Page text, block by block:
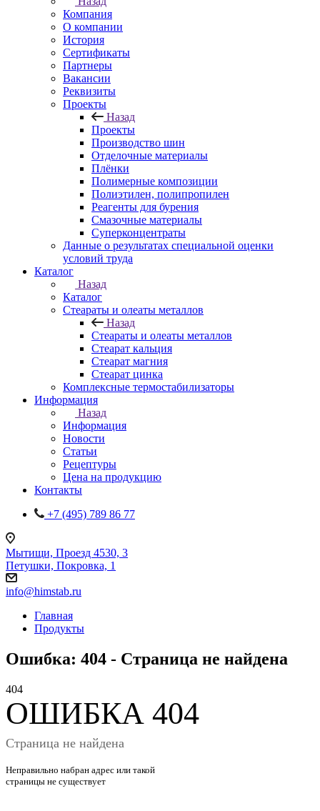
Компания
О компании
История
Сертификаты
Партнеры
Вакансии
Реквизиты
Проекты
Назад
Проекты
Производство шин
Отделочные материалы
Плёнки
Полимерные композиции
Полиэтилен, полипропилен
Реагенты для бурения
Смазочные материалы
Суперконцентраты
Данные о результатах специальной оценки
условий труда
Каталог
Назад
Каталог
Стеараты и олеаты металлов
Назад
Стеараты и олеаты металлов
Стеарат кальция
Стеарат магния
Стеарат цинка
Комплексные термостабилизаторы
Информация
Назад
Информация
Новости
Статьи
Рецептуры
Цена на продукцию
Контакты
+7 (495) 789 86 77
Мытищи, Проезд 4530, 3
Петушки, Покровка, 1
info@himstab.ru
Главная
Продукты
Ошибка: 404 - Страница не найдена
404
ОШИБКА 404
Страница не найдена
Неправильно набран адрес или такой
страницы не существует